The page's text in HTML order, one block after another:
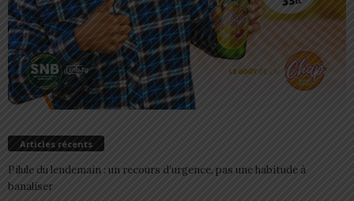
Articles récents
Pilule du lendemain : un recours d’urgence, pas une habitude à
banaliser